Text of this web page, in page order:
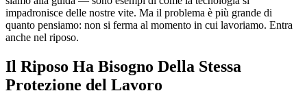
impadronisce delle nostre vite. Ma il problema è più grande di
quanto pensiamo: non si ferma al momento in cui lavoriamo. Entra
anche nel riposo.
Il Riposo Ha Bisogno Della Stessa
Protezione del Lavoro